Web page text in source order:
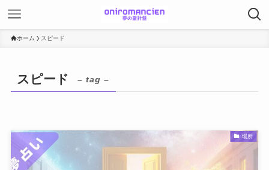
ホーム スピード
スピード – tag –
場所